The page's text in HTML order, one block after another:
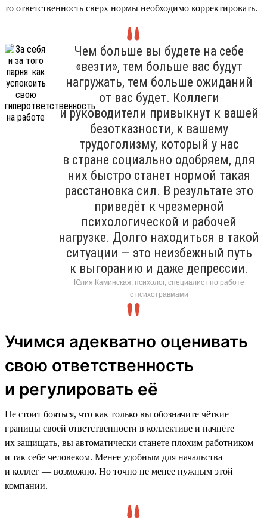
то ответственность сверх нормы необходимо корректировать.
Чем больше вы будете на себе
«везти», тем больше вас будут
нагружать, тем больше ожиданий
от вас будет. Коллеги
и руководители привыкнут к вашей
безотказности, к вашему
трудоголизму, который у нас
в стране социально одобряем, для
них быстро станет нормой такая
расстановка сил. В результате это
приведёт к чрезмерной
психологической и рабочей
нагрузке. Долго находиться в такой
ситуации — это неизбежный путь
к выгоранию и даже депрессии.
Юлия Каминская, психолог, специалист по работе
с психотравмами
Учимся адекватно оценивать
свою ответственность
и регулировать её
Не стоит бояться, что как только вы обозначите чёткие
границы своей ответственности в коллективе и начнёте
их защищать, вы автоматически станете плохим работником
и так себе человеком. Менее удобным для начальства
и коллег — возможно. Но точно не менее нужным этой
компании.